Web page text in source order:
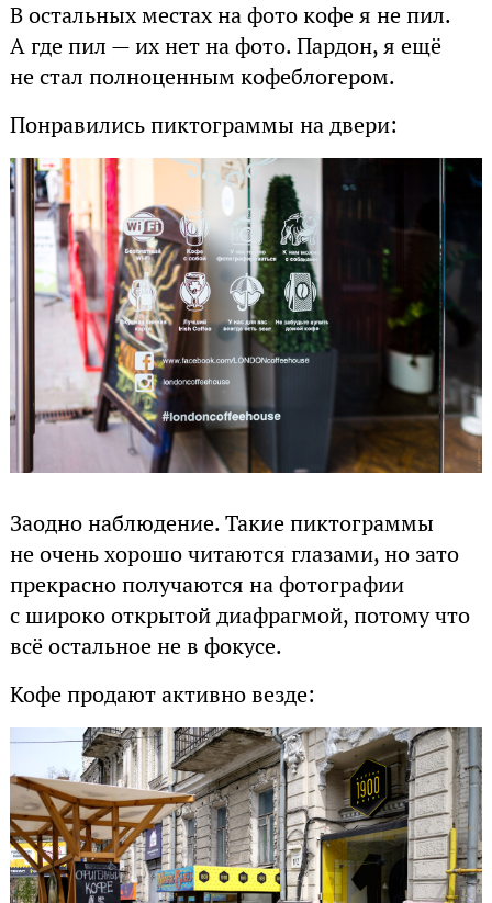
В остальных местах на фото кофе я не пил.
А где пил — их нет на фото. Пардон, я ещё
не стал полноценным кофеблогером.
Понравились пиктограммы на двери:
Заодно наблюдение. Такие пиктограммы
не очень хорошо читаются глазами, но зато
прекрасно получаются на фотографии
с широко открытой диафрагмой, потому что
всё остальное не в фокусе.
Кофе продают активно везде: